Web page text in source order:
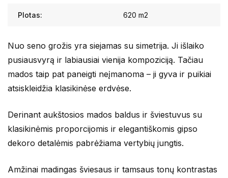
Plotas: 620 m2
Nuo seno grožis yra siejamas su simetrija. Ji išlaiko
pusiausvyrą ir labiausiai vienija kompoziciją. Tačiau
mados taip pat paneigti neįmanoma – ji gyva ir puikiai
atsiskleidžia klasikinėse erdvėse.
Derinant aukštosios mados baldus ir šviestuvus su
klasikinėmis proporcijomis ir elegantiškomis gipso
dekoro detalėmis pabrėžiama vertybių jungtis.
Amžinai madingas šviesaus ir tamsaus tonų kontrastas